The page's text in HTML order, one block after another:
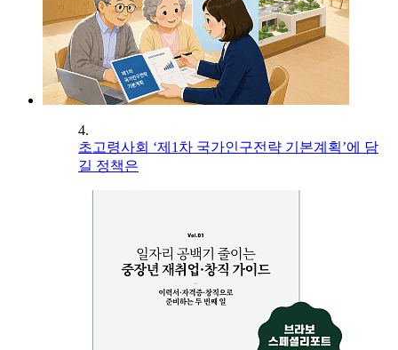
4.
초고령사회 ‘제1차 국가인구전략 기본계획’에 담
길 정책은